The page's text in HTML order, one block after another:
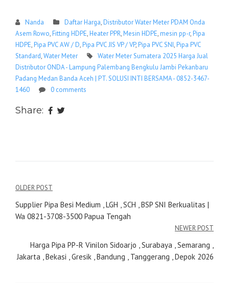
Nanda Daftar Harga,Distributor Water Meter PDAM Onda
Asem Rowo,Fitting HDPE,Heater PPR,Mesin HDPE,mesin pp-r,Pipa
HDPE,Pipa PVC AW / D,Pipa PVC JIS VP / VP,Pipa PVC SNI,Pipa PVC
Standard,Water Meter
Water Meter Sumatera 2025 Harga Jual
Distributor ONDA - Lampung Palembang Bengkulu Jambi Pekanbaru
Padang Medan Banda Aceh | PT. SOLUSI INTI BERSAMA - 0852-3467-
1460
0 comments
Share:
Navigasi
pos
OLDER POST
Supplier Pipa Besi Medium , LGH , SCH , BSP SNI Berkualitas |
Wa 0821-3708-3500 Papua Tengah
NEWER POST
Harga Pipa PP-R Vinilon Sidoarjo , Surabaya , Semarang ,
Jakarta , Bekasi , Gresik , Bandung , Tanggerang , Depok 2026